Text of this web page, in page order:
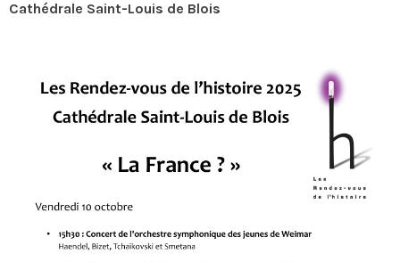
Cathédrale Saint-Louis de Blois